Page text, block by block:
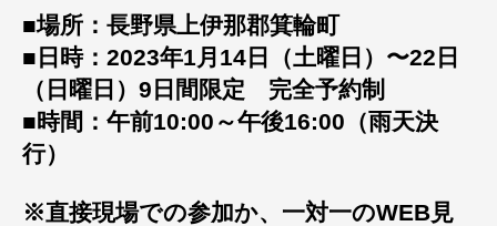
■場所：長野県上伊那郡箕輪町
■日時：2023年1月14日（土曜日）〜22日
（日曜日）9日間限定 完全予約制
■時間：午前10:00～午後16:00（雨天決
行）
※直接現場での参加か、一対一のWEB見